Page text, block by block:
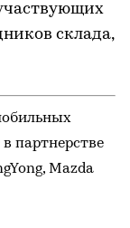
склада,
партнерстве
Mazda